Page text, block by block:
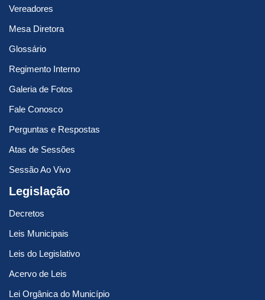
Vereadores
Mesa Diretora
Glossário
Regimento Interno
Galeria de Fotos
Fale Conosco
Perguntas e Respostas
Atas de Sessões
Sessão Ao Vivo
Legislação
Decretos
Leis Municipais
Leis do Legislativo
Acervo de Leis
Lei Orgânica do Município